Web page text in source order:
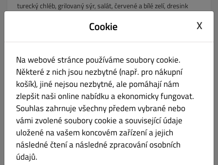
turecký chléb, grilovaný sýr, salát, červené a bílé zelí, dresink
10 - Smažený sýr s hranolkami Kč 170.00
smažený sýr, hranolky, červené a bílé zelí, salát, dresink
A: 3, 7
Falafel bulgur Kč 170.00
Cookie X
Na webové stránce používáme soubory cookie.
Některé z nich jsou nezbytné (např. pro nákupní
košík), jiné nejsou nezbytné, ale pomáhají nám
zlepšit naši online nabídku a ekonomicky fungovat.
Souhlas zahrnuje všechny předem vybrané nebo
vámi zvolené soubory cookie a související údaje
uložené na vašem koncovém zařízení a jejich
následné čtení a následné zpracování osobních
údajů.